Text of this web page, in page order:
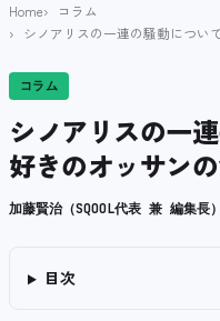
Home
コラム
シノアリスの一連の騒動につい
コラム
シノアリスの一
好きのオッサン
加藤賢治（SQOOL代表 兼 編集長）
目次